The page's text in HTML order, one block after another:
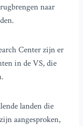
naar
Center zijn er
in de VS, die
landen die
aangesproken,